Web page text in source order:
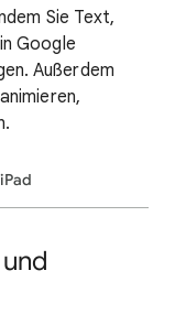
Sie Text,
Google
Außerdem